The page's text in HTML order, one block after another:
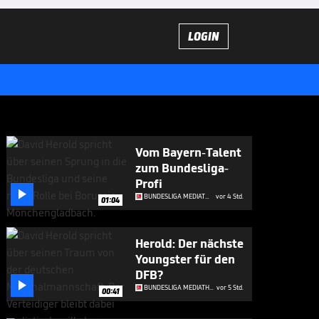
LOGIN
 01:04
Vom Bayern-Talent
zum Bundesliga-
Profi
BUNDESLIGA MEDIATHEK HIGHLIGHTS vor 4 Std.
 00:41
Herold: Der nächste
Youngster für den
DFB?
BUNDESLIGA MEDIATHEK HIGHLIGHTS vor 5 Std.